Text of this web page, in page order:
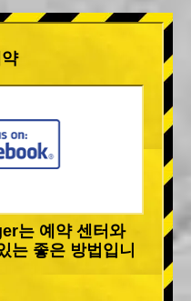
는 예약 센터와
는 좋은 방법입니